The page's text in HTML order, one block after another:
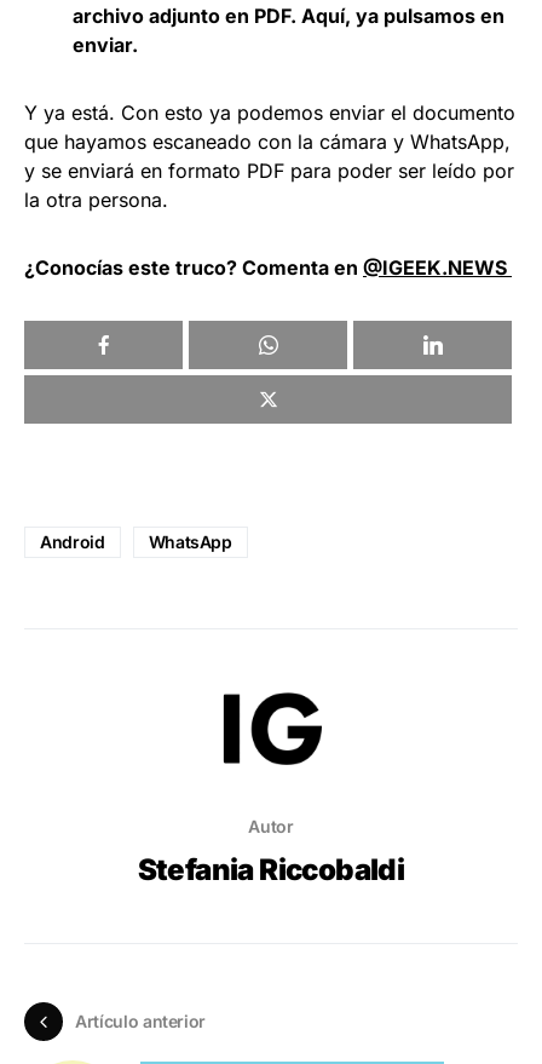
archivo adjunto en PDF. Aquí, ya pulsamos en
enviar.
Y ya está. Con esto ya podemos enviar el documento
que hayamos escaneado con la cámara y WhatsApp,
y se enviará en formato PDF para poder ser leído por
la otra persona.
¿Conocías este truco? Comenta en @IGEEK.NEWS
Android WhatsApp
Autor
Stefania Riccobaldi
Artículo anterior